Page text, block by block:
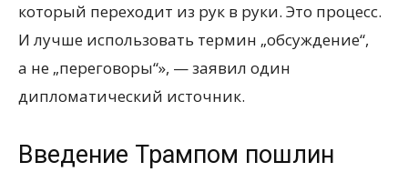
который переходит из рук в руки. Это процесс.
И лучше использовать термин „обсуждение“,
а не „переговоры“», — заявил один
дипломатический источник.
Введение Трампом пошлин